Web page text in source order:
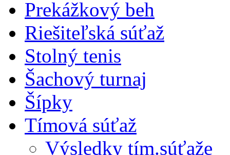
Prekážkový beh
Riešiteľská súťaž
Stolný tenis
Šachový turnaj
Šípky
Tímová súťaž
Výsledky tím.súťaže